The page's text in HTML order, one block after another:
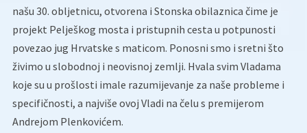
našu 30. obljetnicu, otvorena i Stonska obilaznica čime je
projekt Pelješkog mosta i pristupnih cesta u potpunosti
povezao jug Hrvatske s maticom. Ponosni smo i sretni što
živimo u slobodnoj i neovisnoj zemlji. Hvala svim Vladama
koje su u prošlosti imale razumijevanje za naše probleme i
specifičnosti, a najviše ovoj Vladi na čelu s premijerom
Andrejom Plenkovićem.